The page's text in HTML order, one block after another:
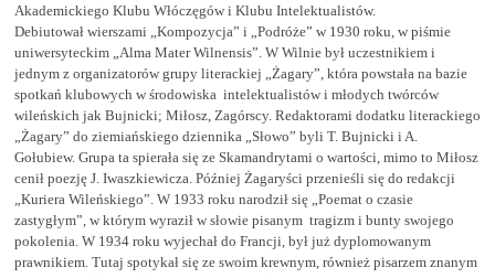
Akademickiego Klubu Włóczęgów i Klubu Intelektualistów.
Debiutował wierszami „Kompozycja” i „Podróże” w 1930 roku, w piśmie
uniwersyteckim „Alma Mater Wilnensis”. W Wilnie był uczestnikiem i
jednym z organizatorów grupy literackiej „Żagary”, która powstała na bazie
spotkań klubowych w środowiska intelektualistów i młodych twórców
wileńskich jak Bujnicki; Miłosz, Zagórscy. Redaktorami dodatku literackiego
„Żagary” do ziemiańskiego dziennika „Słowo” byli T. Bujnicki i A.
Gołubiew. Grupa ta spierała się ze Skamandrytami o wartości, mimo to Miłosz
cenił poezję J. Iwaszkiewicza. Później Żagaryści przenieśli się do redakcji
„Kuriera Wileńskiego”. W 1933 roku narodził się „Poemat o czasie
zastygłym”, w którym wyraził w słowie pisanym tragizm i bunty swojego
pokolenia. W 1934 roku wyjechał do Francji, był już dyplomowanym
prawnikiem. Tutaj spotykał się ze swoim krewnym, również pisarzem znanym